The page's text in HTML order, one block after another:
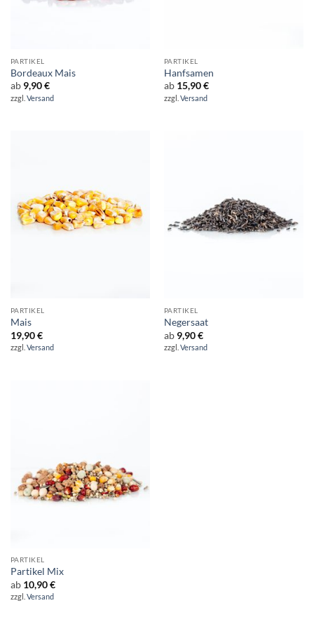
PARTIKEL
Bordeaux Mais
ab 9,90€
zzgl. Versand
PARTIKEL
Hanfsamen
ab 15,90€
zzgl. Versand
PARTIKEL
Mais
19,90€
zzgl. Versand
PARTIKEL
Negersaat
ab 9,90€
zzgl. Versand
PARTIKEL
Partikel Mix
ab 10,90€
zzgl. Versand